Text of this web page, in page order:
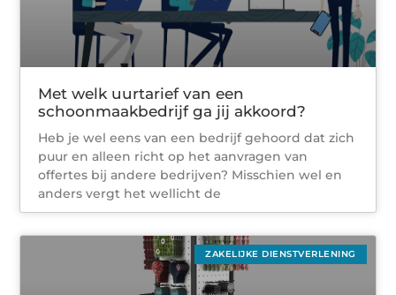
Met welk uurtarief van een
schoonmaakbedrijf ga jij akkoord?
Heb je wel eens van een bedrijf gehoord dat zich
puur en alleen richt op het aanvragen van
offertes bij andere bedrijven? Misschien wel en
anders vergt het wellicht de
ZAKELIJKE DIENSTVERLENING